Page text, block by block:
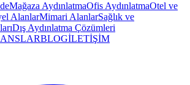
Mağaza AydınlatmaOfis AydınlatmaOtel ve
AlanlarMimari AlanlarSağlık ve
Dış Aydınlatma Çözümleri
BLOGİLETİŞİM